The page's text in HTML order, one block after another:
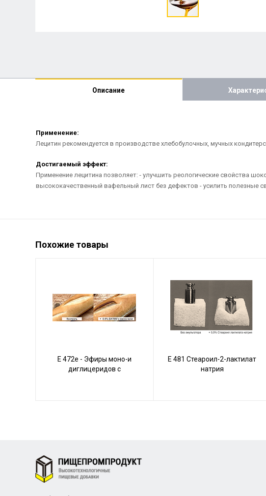
Описание
Применение:
Лецитин рекомендуется в производстве хлебобулочных, мучных
Достигаемый эффект:
Применение лецитина позволяет: - улучшить реологические свойства
высококачественный вафельный лист без дефектов - усилить полезные
Похожие товары
Е 472е - Эфиры моно-и
диглицеридов с
Е 481 Стеароил-2-лактилат
натрия